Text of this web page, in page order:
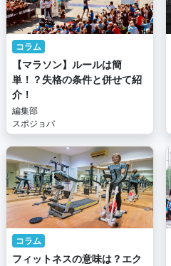
コラム
【マラソン】ルールは簡
単！？失格の条件と併せて紹
介！
編集部
スポジョバ
コラム
フィットネスの意味は？エク